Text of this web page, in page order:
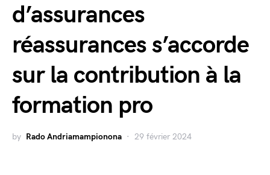
d’assurances
réassurances s’accorde
sur la contribution à la
formation pro
by Rado Andriamampionona 29 février 2024